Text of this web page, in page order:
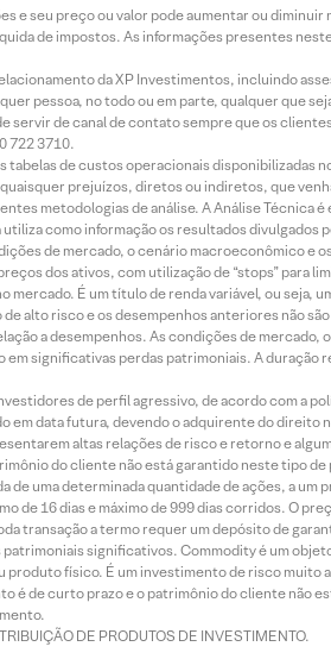
e seu preço ou valor pode aumentar ou
de impostos. As informações presentes
da XP Investimentos, incluindo
pessoa, no todo ou em parte, qualquer que
servir de canal de contato sempre que os
722 3710.
de custos operacionais disponibilizadas
prejuízos, diretos ou indiretos, que
metodologias de análise. A Análise
como informação os resultados divulgados
de mercado, o cenário macroeconômico e
dos ativos, com utilização de “stops” para
mercado. É um título de renda variável, ou
alto risco e os desempenhos anteriores não
a desempenhos. As condições de
significativas perdas patrimoniais. A
de perfil agressivo, de acordo com a
em data futura, devendo o adquirente do
altas relações de risco e retorno e
do cliente não está garantido neste tipo de
uma determinada quantidade de ações, a
16 dias e máximo de 999 dias corridos. O
transação a termo requer um depósito de
significativos. Commodity é um
físico. É um investimento de risco
é de curto prazo e o patrimônio do cliente não
DE PRODUTOS DE INVESTIMENTO.